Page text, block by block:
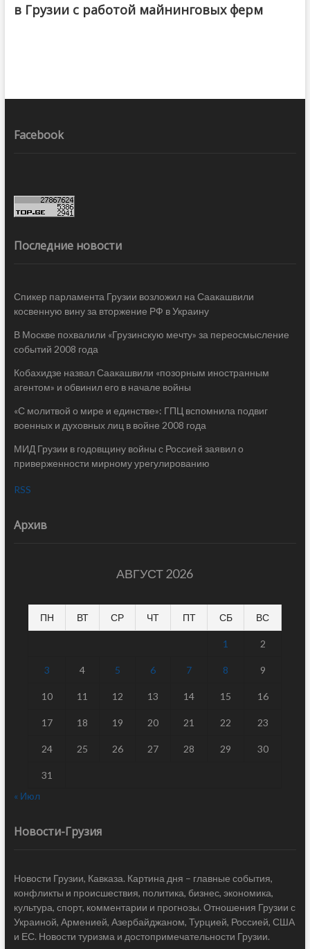
в Грузии с работой майнинговых ферм
Facebook
Последние новости
Спикер парламента Грузии возложил на Саакашвили
косвенную вину за вторжение РФ в Украину
В Москве похвалили «Грузинскую мечту» за переосмысление
событий 2008 года
Кобахидзе назвал Саакашвили «позорным иностранным
агентом» и обвинил его в начале войны
«С молитвой о мире и единстве»: ГПЦ вспомнила подвиг
военных и духовных лиц в войне 2008 года
МИД Грузии в годовщину войны с Россией заявил о
приверженности мирному урегулированию
RSS
Архив
АВГУСТ 2026
ПН ВТ СР ЧТ ПТ СБ ВС
1 2
3 4 5 6 7 8 9
10 11 12 13 14 15 16
17 18 19 20 21 22 23
24 25 26 27 28 29 30
31
« Июл
Новости-Грузия
Новости Грузии, Кавказа. Картина дня – главные события,
конфликты и происшествия, политика, бизнес, экономика,
культура, спорт, комментарии и прогнозы. Отношения Грузии с
Украиной, Арменией, Азербайджаном, Турцией, Россией, США
и ЕС. Новости туризма и достопримечательности Грузии.